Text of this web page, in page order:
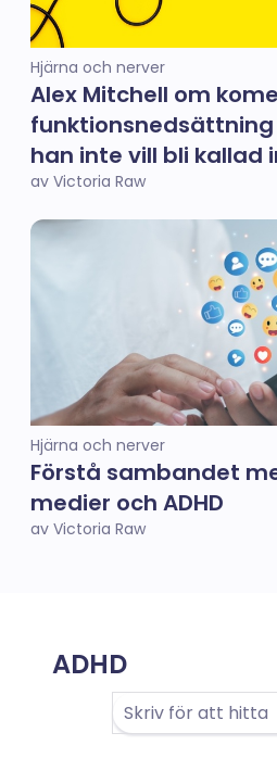
Hjärna och nerver
Alex Mitchell om
han inte vill bli kallad
av Victoria Raw
Hjärna och nerver
Förstå sambandet
medier och ADHD
av Victoria Raw
ADHD